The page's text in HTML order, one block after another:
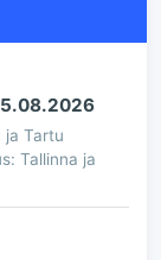
ja Tartu
Tallinna ja